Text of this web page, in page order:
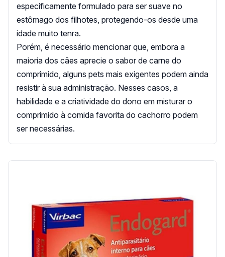
especificamente formulado para ser suave no
estômago dos filhotes, protegendo-os desde uma
idade muito tenra.
Porém, é necessário mencionar que, embora a
maioria dos cães aprecie o sabor de carne do
comprimido, alguns pets mais exigentes podem ainda
resistir à sua administração. Nesses casos, a
habilidade e a criatividade do dono em misturar o
comprimido à comida favorita do cachorro podem
ser necessárias.